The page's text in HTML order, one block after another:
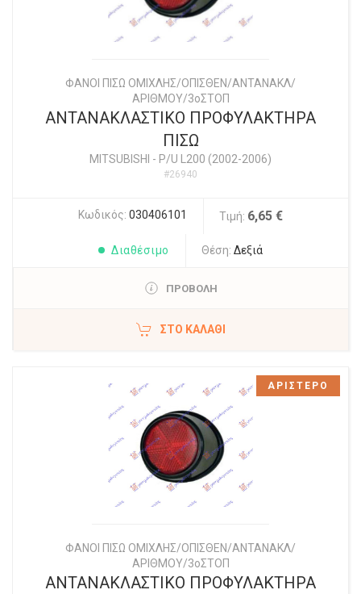
ΦΑΝΟΙ ΠΙΣΩ ΟΜΙΧΛΗΣ/ΟΠΙΣΘΕΝ/ΑΝΤΑΝΑΚΛ/
ΑΡΙΘΜΟΥ/3οΣΤΟΠ
ΑΝΤΑΝΑΚΛΑΣΤΙΚΟ ΠΡΟΦΥΛΑΚΤΗΡΑ
ΠΙΣΩ
MITSUBISHI - P/U L200 (2002-2006)
#26940
Κωδικός: 030406101 Τιμή: 6,65 €
Διαθέσιμο Θέση: Δεξιά
ΠΡΟΒΟΛΗ
ΣΤΟ ΚΑΛΆΘΙ
ΦΑΝΟΙ ΠΙΣΩ ΟΜΙΧΛΗΣ/ΟΠΙΣΘΕΝ/ΑΝΤΑΝΑΚΛ/
ΑΡΙΘΜΟΥ/3οΣΤΟΠ
ΑΝΤΑΝΑΚΛΑΣΤΙΚΟ ΠΡΟΦΥΛΑΚΤΗΡΑ
ΑΡΙΣΤΕΡΟ